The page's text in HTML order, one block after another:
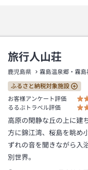
旅行人山荘
鹿児島県 霧島温泉郷・霧島
ふるさと納税対象施設
お客様アンケート評価
るるぶトラベル評価
高原の閑静な丘の上に建
方に錦江湾、桜島を眺め
ずれの音を聞きながら入
別世界。